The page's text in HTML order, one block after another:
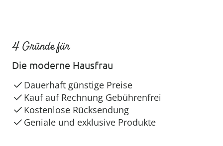
4 Gründe für
Die moderne Hausfrau
Dauerhaft günstige Preise
Kauf auf Rechnung Gebührenfrei
Kostenlose Rücksendung
Geniale und exklusive Produkte